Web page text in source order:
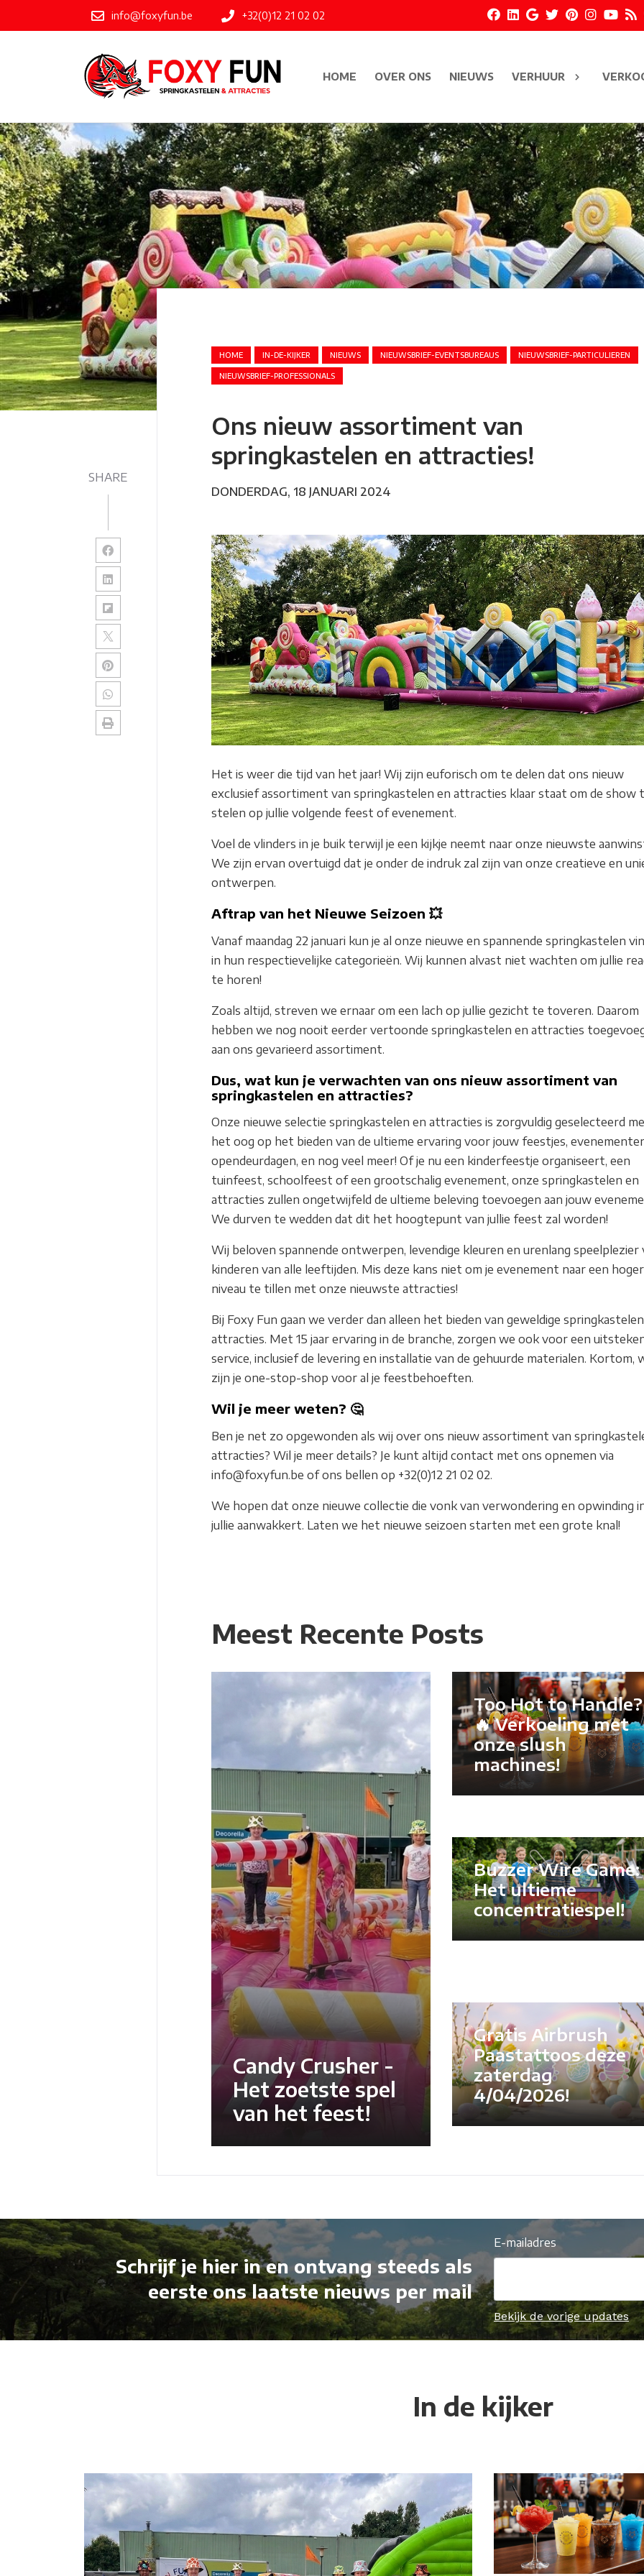
info@foxyfun.be +32(0)12 21 02 02
HOME OVER ONS NIEUWS VERHUUR
SHARE
HOME IN-DE-KIJKER NIEUWS NIEUWSBRIEF-EVENTSBUREAUS NIEUWSBRIEF-PARTICULIEREN
NIEUWSBRIEF-PROFESSIONALS
Ons nieuw assortiment van
springkastelen en attracties!
DONDERDAG, 18 JANUARI 2024
Het is weer die tijd van het jaar! Wij zijn euforisch om te delen dat ons nieuw
exclusief assortiment van springkastelen en attracties klaar staat om de show
stelen op jullie volgende feest of evenement.
Voel de vlinders in je buik terwijl je een kijkje neemt naar onze nieuwste
We zijn ervan overtuigd dat je onder de indruk zal zijn van onze creatieve en
ontwerpen.
Aftrap van het Nieuwe Seizoen 💥
Vanaf maandag 22 januari kun je al onze nieuwe en spannende springkastelen
in hun respectievelijke categorieën. Wij kunnen alvast niet wachten om jullie
te horen!
Zoals altijd, streven we ernaar om een lach op jullie gezicht te toveren. Daarom
hebben we nog nooit eerder vertoonde springkastelen en attracties
aan ons gevarieerd assortiment.
Dus, wat kun je verwachten van ons nieuw assortiment van
springkastelen en attracties?
Onze nieuwe selectie springkastelen en attracties is zorgvuldig geselecteerd
het oog op het bieden van de ultieme ervaring voor jouw feestjes,
opendeurdagen, en nog veel meer! Of je nu een kinderfeestje organiseert, een
tuinfeest, schoolfeest of een grootschalig evenement, onze springkastelen en
attracties zullen ongetwijfeld de ultieme beleving toevoegen aan jouw
We durven te wedden dat dit het hoogtepunt van jullie feest zal worden!
Wij beloven spannende ontwerpen, levendige kleuren en urenlang speelplezier
kinderen van alle leeftijden. Mis deze kans niet om je evenement naar een hoger
niveau te tillen met onze nieuwste attracties!
Bij Foxy Fun gaan we verder dan alleen het bieden van geweldige
attracties. Met 15 jaar ervaring in de branche, zorgen we ook voor een
service, inclusief de levering en installatie van de gehuurde materialen. Kortom,
zijn je one-stop-shop voor al je feestbehoeften.
Wil je meer weten? 🤔
Ben je net zo opgewonden als wij over ons nieuw assortiment van
attracties? Wil je meer details? Je kunt altijd contact met ons opnemen via
info@foxyfun.be of ons bellen op +32(0)12 21 02 02.
We hopen dat onze nieuwe collectie die vonk van verwondering en opwinding
jullie aanwakkert. Laten we het nieuwe seizoen starten met een grote knal!
Meest Recente Posts
Candy Crusher -
Het zoetste spel
van het feest!
Too Hot to Handle?
🔥 Verkoeling met
onze slush
machines!
Buzzer Wire Game:
Het ultieme
concentratiespel!
Gratis Airbrush
Paastattoos deze
zaterdag
4/04/2026!
Schrijf je hier in en ontvang steeds als
eerste ons laatste nieuws per mail
E-mailadres
Bekijk de vorige updates
In de kijker